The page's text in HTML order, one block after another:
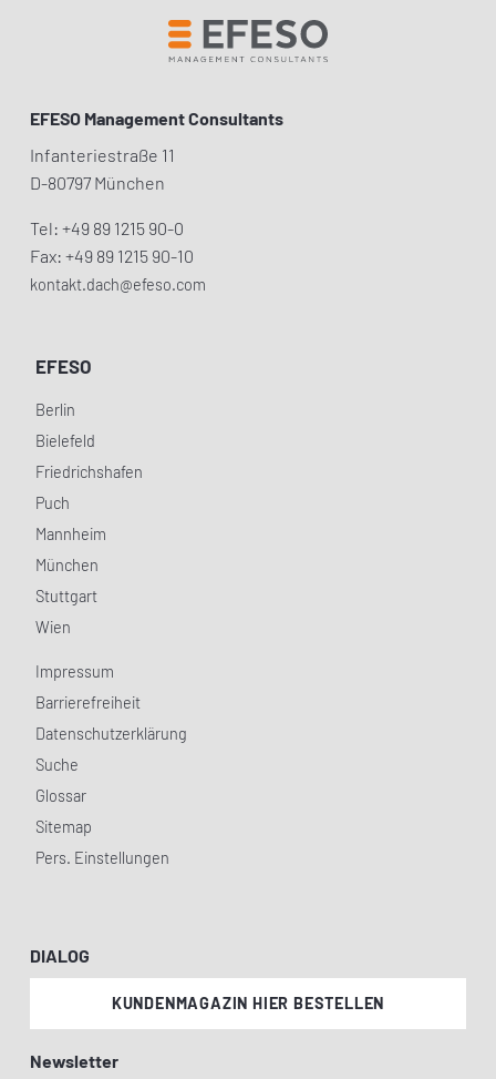
EFESO Management Consultants
Infanteriestraße 11
D-80797 München
Tel: +49 89 1215 90-0
Fax: +49 89 1215 90-10
kontakt.dach@efeso.com
EFESO
Berlin
Bielefeld
Friedrichshafen
Puch
Mannheim
München
Stuttgart
Wien
Impressum
Barrierefreiheit
Datenschutzerklärung
Suche
Glossar
Sitemap
Pers. Einstellungen
DIALOG
KUNDENMAGAZIN HIER BESTELLEN
Newsletter